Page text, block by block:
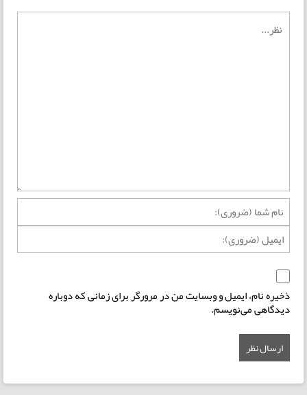
ذخیره نام، ایمیل و وبسایت من در مرورگر برای زمانی که دوباره
دیدگاهی می‌نویسم.